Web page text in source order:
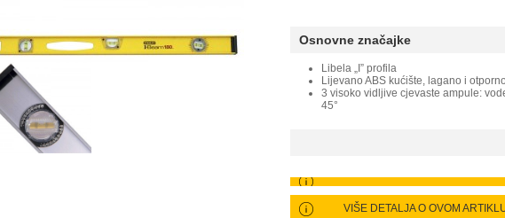
Osnovne značajke
Libela „I” profila
Lijevano ABS kućište, lagano i
3 visoko vidljive cjevaste ampule:
45°
VIŠE DETALJA O OVOM